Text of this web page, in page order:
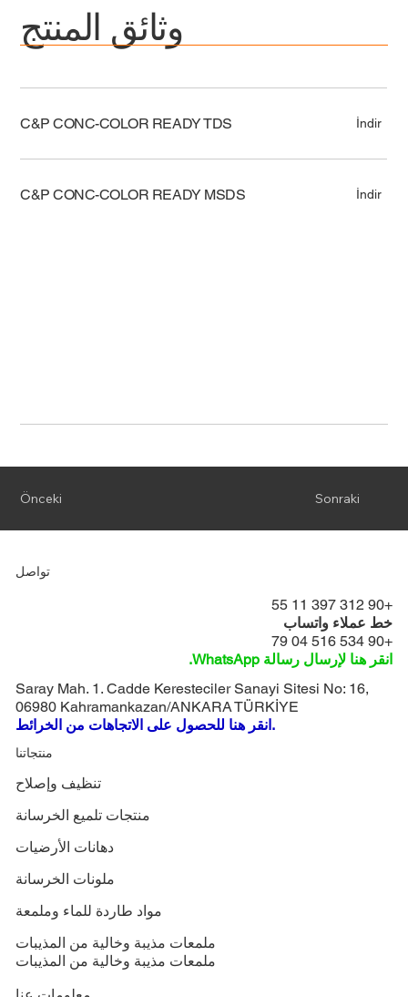
C&P CONC-COLOR READY TDS İndir
C&P CONC-COLOR READY MSDS İndir
وثائق المنتج
Sonraki
Önceki
تواصل
+90 312 397 11 55
خط عملاء واتساب
+90 534 516 04 79
انقر هنا لإرسال رسالة WhatsApp.
Saray Mah. 1. Cadde Keresteciler Sanayi Sitesi No: 16,
06980 Kahramankazan/ANKARA TÜRKİYE
انقر هنا للحصول على الاتجاهات من الخرائط.
منتجاتنا
تنظيف وإصلاح
منتجات تلميع الخرسانة
دهانات الأرضيات
ملونات الخرسانة
مواد طاردة للماء وملمعة
ملمعات مذيبة وخالية من المذيبات
ملمعات مذيبة وخالية من المذيبات